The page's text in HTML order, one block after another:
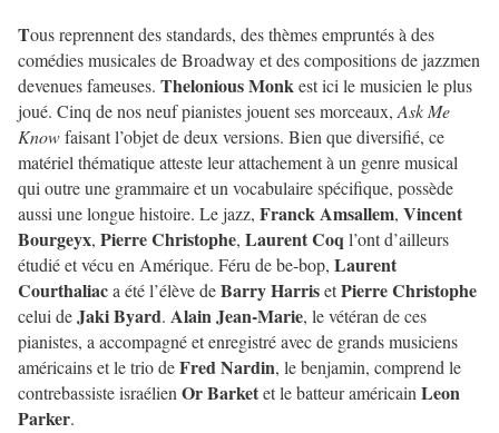
Tousreprennent des standards, des thèmes empruntés à des
comédies musicales de Broadway et des compositions de jazzmen
devenues fameuses. Thelonious Monkest ici le musicien le plus
joué. Cinq de nos neuf pianistes jouent ses morceaux, Ask Me
Knowfaisant l’objet de deux versions. Bien que diversifié, ce
matériel thématique atteste leur attachement à un genre musical
qui outre une grammaire et un vocabulaire spécifique, possède
aussi une longue histoire. Le jazz, Franck Amsallem, Vincent
Bourgeyx, Pierre Christophe, Laurent Coq l’ont d’ailleurs
étudié et vécu en Amérique. Féru de be-bop, Laurent
Courthaliaca été l’élève deBarry HarrisetPierre Christophe
celui deJaki Byard. Alain Jean-Marie, le vétéran de ces
pianistes, a accompagné et enregistré avec de grands musiciens
américains et le trio deFred Nardin, le benjamin, comprend le
contrebassiste israélien Or Barketet le batteur américain Leon
Parker.